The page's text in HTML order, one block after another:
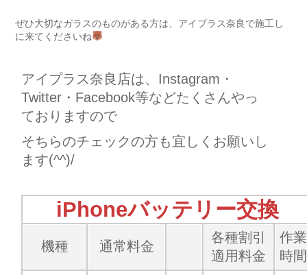
ぜひ大切なガラスのものがある方は、アイプラス奈良で施工し
に来てくださいね
アイプラス奈良店は、Instagram・
Twitter・Facebook等などたくさんやっ
ておりますので
そちらのチェックの方も宜しくお願いし
ます(^^)/
iPhoneバッテリー交換
機種 通常料金
各種割引
適用料金
作業
時間